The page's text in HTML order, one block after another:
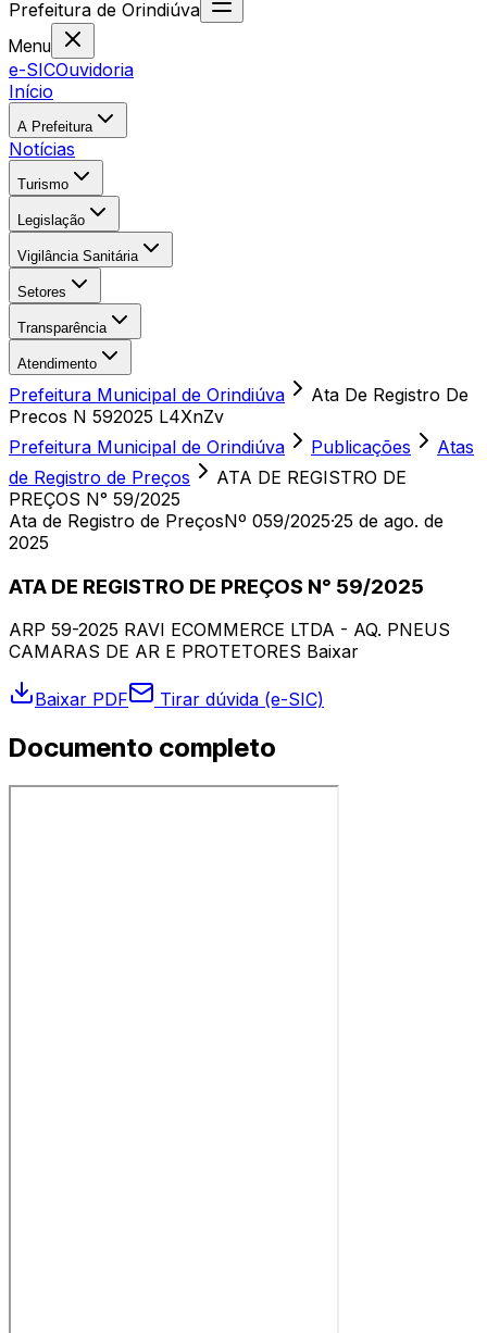
Prefeitura de Orindiúva
Menu
e-SICOuvidoria
Início
A Prefeitura
Notícias
Turismo
Legislação
Vigilância Sanitária
Setores
Transparência
Atendimento
Prefeitura Municipal de Orindiúva
Ata De Registro De
Precos N 592025 L4XnZv
Prefeitura Municipal de Orindiúva
Publicações
Atas
de Registro de Preços
ATA DE REGISTRO DE
PREÇOS N° 59/2025
Ata de Registro de PreçosNº 059/2025·25 de ago. de
2025
ATA DE REGISTRO DE PREÇOS N° 59/2025
ARP 59-2025 RAVI ECOMMERCE LTDA - AQ. PNEUS
CAMARAS DE AR E PROTETORES Baixar
Baixar PDF Tirar dúvida (e-SIC)
Documento completo